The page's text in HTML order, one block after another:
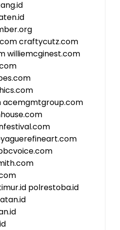
craftycutz.com
williemcginest.com
acemgmtgroup.com
polrestoba.id